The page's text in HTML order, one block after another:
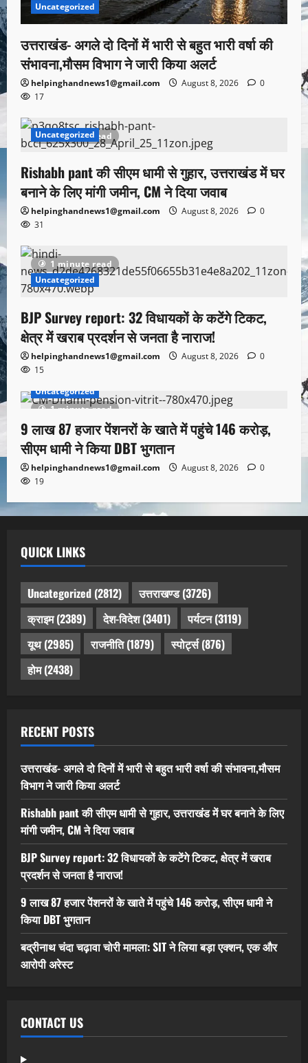
Uncategorized
उत्तराखंड- अगले दो दिनों में भारी से बहुत भारी वर्षा की
संभावना,मौसम विभाग ने जारी किया अलर्ट
helpinghandnews1@gmail.com August 8, 2026
0
17
1 minute read
Uncategorized
Rishabh pant की सीएम धामी से गुहार, उत्तराखंड में घर
बनाने के लिए मांगी जमीन, CM ने दिया जवाब
helpinghandnews1@gmail.com August 8, 2026
0
31
1 minute read
Uncategorized
BJP Survey report: 32 विधायकों के कटेंगे टिकट,
क्षेत्र में खराब प्रदर्शन से जनता है नाराज!
helpinghandnews1@gmail.com August 8, 2026
0
15
1 minute read
Uncategorized
9 लाख 87 हजार पेंशनरों के खाते में पहुंचे 146 करोड़,
सीएम धामी ने किया DBT भुगतान
helpinghandnews1@gmail.com August 8, 2026
0
19
QUICK LINKS
Uncategorized (2812) उत्तराखण्ड(3726)
क्राइम(2389) देश-विदेश(3401) पर्यटन(3119)
यूथ(2985) राजनीति(1879) स्पोर्ट्स(876)
होम(2438)
RECENT POSTS
उत्तराखंड- अगले दो दिनों में भारी से बहुत भारी वर्षा की संभावना,मौसम
विभाग ने जारी किया अलर्ट
Rishabh pant की सीएम धामी से गुहार, उत्तराखंड में घर बनाने के लिए
मांगी जमीन, CM ने दिया जवाब
BJP Survey report: 32 विधायकों के कटेंगे टिकट, क्षेत्र में खराब
प्रदर्शन से जनता है नाराज!
9 लाख 87 हजार पेंशनरों के खाते में पहुंचे 146 करोड़, सीएम धामी ने
किया DBT भुगतान
बद्रीनाथ चंदा चढ़ावा चोरी मामला: SIT ने लिया बड़ा एक्शन, एक और
आरोपी अरेस्ट
CONTACT US